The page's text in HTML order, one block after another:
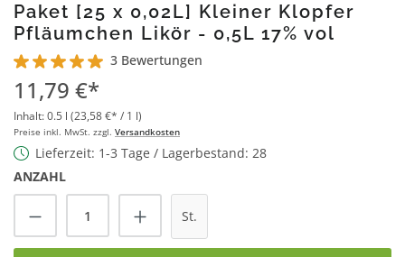
Paket [25 x 0,02L] Kleiner Klopfer
Pfläumchen Likör - 0,5L 17% vol
Durchschnittliche Bewertung von 5 von 5 Sternen
3 Bewertungen
11,79 €*
Inhalt:0.5 l (23,58 €* / 1 l)
Preise inkl. MwSt. zzgl. Versandkosten
Lieferzeit: 1-3 Tage / Lagerbestand: 28
ANZAHL
Produkt Anzahl: Gib den gewünschten
St.